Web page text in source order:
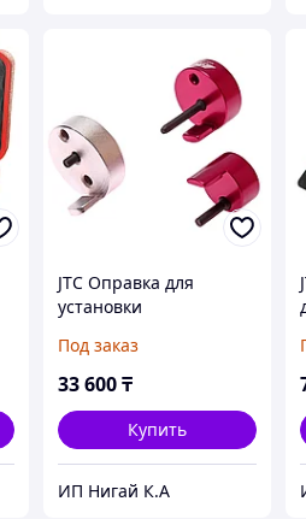
JTC Оправка для
установки
3 предмета JTC
Под заказ
33 600 ₸
Купить
ИП Нигай К.А